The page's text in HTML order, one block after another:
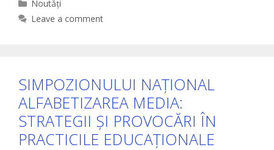
Noutăți
Leave a comment
SIMPOZIONULUI NAȚIONAL
ALFABETIZAREA MEDIA:
STRATEGII ȘI PROVOCĂRI ÎN
PRACTICILE EDUCAȚIONALE